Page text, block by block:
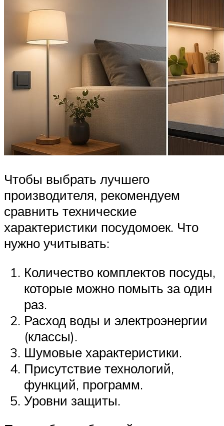
Чтобы выбрать лучшего
производителя, рекомендуем
сравнить технические
характеристики посудомоек. Что
нужно учитывать:
Количество комплектов посуды,
которые можно помыть за один
раз.
Расход воды и электроэнергии
(классы).
Шумовые характеристики.
Присутствие технологий,
функций, программ.
Уровни защиты.